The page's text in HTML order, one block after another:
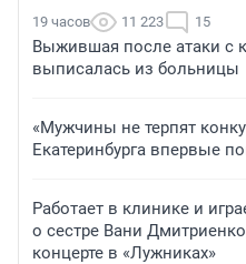
19 часов 11 223 15
Выжившая после атаки с
выписалась из больницы
«Мужчины не терпят
Екатеринбурга впервые
Работает в клинике и
о сестре Вани
концерте в «Лужниках»